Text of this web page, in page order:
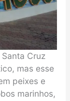
Cruz
mas esse
peixes e
marinhos,